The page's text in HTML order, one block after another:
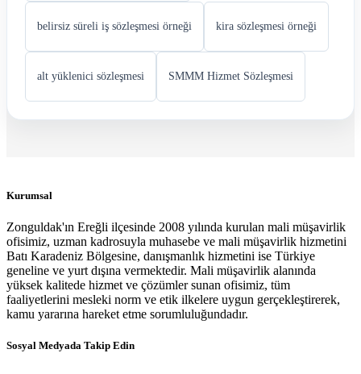
belirsiz süreli iş sözleşmesi örneği kira sözleşmesi örneği
alt yüklenici sözleşmesi SMMM Hizmet Sözleşmesi
Kurumsal
Zonguldak'ın Ereğli ilçesinde 2008 yılında kurulan mali müşavirlik
ofisimiz, uzman kadrosuyla muhasebe ve mali müşavirlik hizmetini
Batı Karadeniz Bölgesine, danışmanlık hizmetini ise Türkiye
geneline ve yurt dışına vermektedir. Mali müşavirlik alanında
yüksek kalitede hizmet ve çözümler sunan ofisimiz, tüm
faaliyetlerini mesleki norm ve etik ilkelere uygun gerçekleştirerek,
kamu yararına hareket etme sorumluluğundadır.
Sosyal Medyada Takip Edin